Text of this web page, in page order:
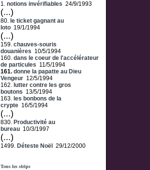
1. notions invérifiables 24/9/1993
(...)
80. le ticket gagnant au
loto 19/1/1994
(...)
159. chauves-souris
douanières 10/5/1994
160. dans le coeur de l'accélérateur
de particules 11/5/1994
161. donne la papatte au Dieu
Vengeur 12/5/1994
162. lutter contre les gros
boutons 13/5/1994
163. les bonbons de la
crypte 16/5/1994
(...)
830. Productivité au
bureau 10/3/1997
(...)
1499. Déteste Noël 29/12/2000
Tous les strips